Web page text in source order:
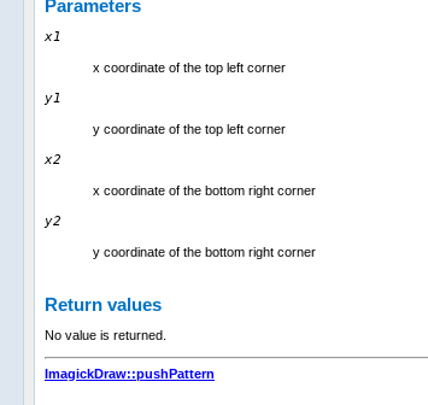
Parameters
x1
x coordinate of the top left corner
y1
y coordinate of the top left corner
x2
x coordinate of the bottom right corner
y2
y coordinate of the bottom right corner
Return values
No value is returned.
ImagickDraw::pushPattern